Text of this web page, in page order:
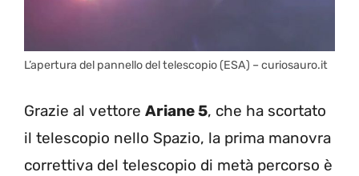
L’apertura del pannello del telescopio (ESA) – curiosauro.it
Grazie al vettore Ariane 5, che ha scortato
il telescopio nello Spazio, la prima manovra
correttiva del telescopio di metà percorso è